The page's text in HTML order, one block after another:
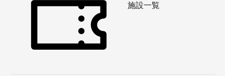
施設一覧